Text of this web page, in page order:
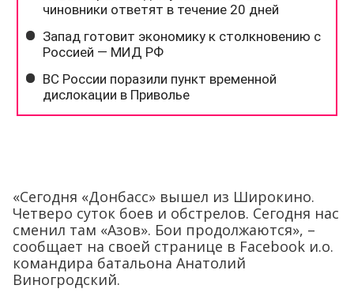
«Сегодня «Донбасс» вышел из Широкино.
Четверо суток боев и обстрелов. Сегодня нас
сменил там «Азов». Бои продолжаются», –
сообщает на своей странице в Facebook и.о.
командира батальона Анатолий
Виногродский.